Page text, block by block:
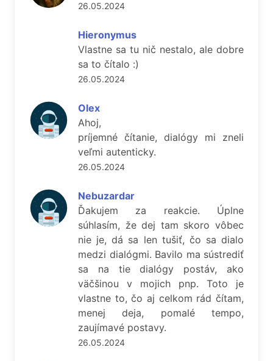
26.05.2024
Hieronymus
Vlastne sa tu nič nestalo, ale dobre
sa to čítalo :)
26.05.2024
Olex
Ahoj,
príjemné čítanie, dialógy mi zneli
veľmi autenticky.
26.05.2024
Nebuzardar
Ďakujem za reakcie. Úplne
súhlasím, že dej tam skoro vôbec
nie je, dá sa len tušiť, čo sa dialo
medzi dialógmi. Bavilo ma sústrediť
sa na tie dialógy postáv, ako
väčšinou v mojich pnp. Toto je
vlastne to, čo aj celkom rád čítam,
menej deja, pomalé tempo,
zaujímavé postavy.
26.05.2024